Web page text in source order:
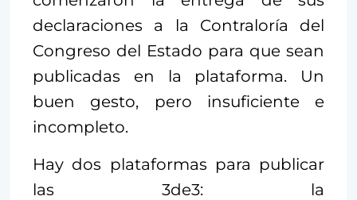
declaraciones a la Contraloría del
Congreso del Estado para que sean
publicadas en la plataforma. Un
buen gesto, pero insuficiente e
incompleto.
Hay dos plataformas para publicar
las 3de3: la